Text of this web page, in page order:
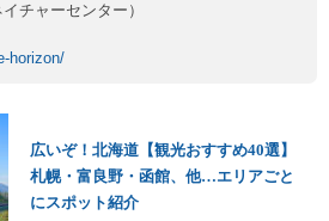
チャーセンター）
horizon/
広いぞ！北海道【観光おすすめ40選】
札幌・富良野・函館、他…エリアごと
にスポット紹介